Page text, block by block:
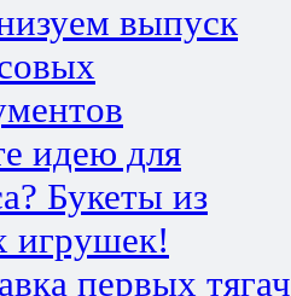
выпуск
идею для
Букеты из
игрушек!
первых